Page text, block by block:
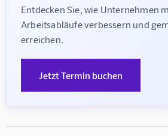
Entdecken Sie, wie Unternehmen
Arbeitsabläufe verbessern und
erreichen.
Jetzt Termin buchen